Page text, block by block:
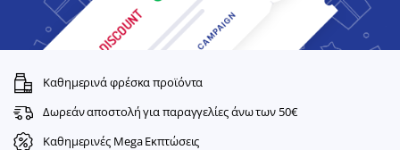
Καθημερινά φρέσκα προϊόντα
Δωρεάν αποστολή για παραγγελίες άνω των 50€
Καθημερινές Mega Εκπτώσεις